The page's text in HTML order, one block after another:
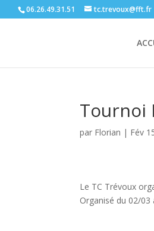
06.26.49.31.51 tc.trevoux@fft.fr
Tournoi
par Florian | Fév
Le TC Trévoux
Organisé du 02/